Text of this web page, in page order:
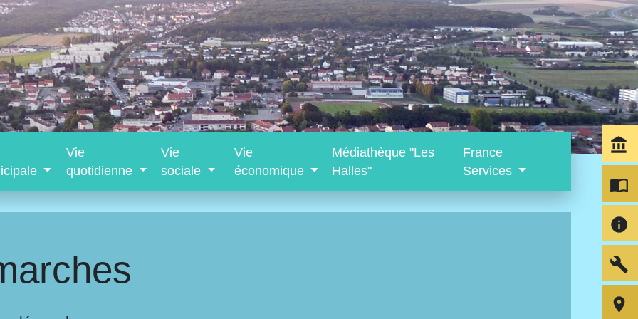
Vie
quotidienne
Vie
sociale
Vie
économique
Médiathèque "Les
Halles"
France
Services
account_balance
import_contacts
info
build
room